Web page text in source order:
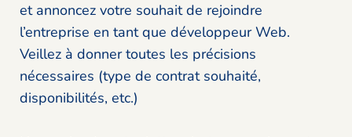
et annoncez votre souhait de rejoindre
l’entreprise en tant que développeur Web.
Veillez à donner toutes les précisions
nécessaires (type de contrat souhaité,
disponibilités, etc.)